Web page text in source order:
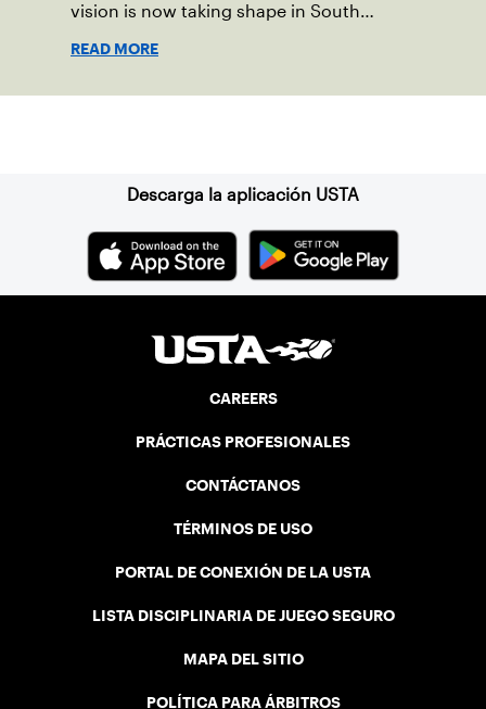
vision is now taking shape in South
READ MORE
Descarga la aplicación USTA
CAREERS
PRÁCTICAS PROFESIONALES
CONTÁCTANOS
TÉRMINOS DE USO
PORTAL DE CONEXIÓN DE LA USTA
LISTA DISCIPLINARIA DE JUEGO SEGURO
MAPA DEL SITIO
POLÍTICA PARA ÁRBITROS